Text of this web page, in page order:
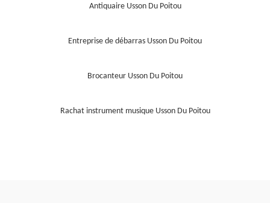
Antiquaire Usson Du Poitou
Entreprise de débarras Usson Du Poitou
Brocanteur Usson Du Poitou
Rachat instrument musique Usson Du Poitou